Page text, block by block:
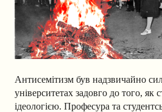
Антисемітизм був надзвичайно
університетах задовго до того, як
ідеологією. Професура та